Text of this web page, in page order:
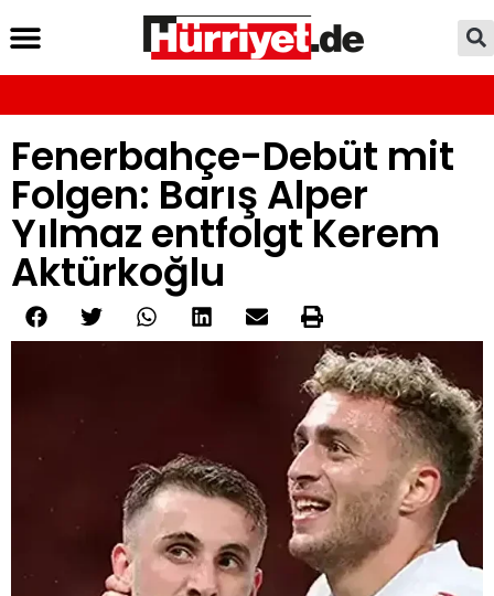
Fenerbahçe-Debüt mit
Folgen: Barış Alper
Yılmaz entfolgt Kerem
Aktürkoğlu